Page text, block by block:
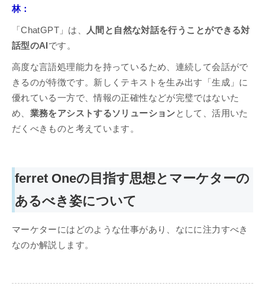
林：
「ChatGPT」は、
人間と自然な対話を行うことができる対
話型のAI です。
高度な言語処理能力を持っているため、連続して会話がで
きるのが特徴です。新しくテキストを生み出す「生成」に
優れている一方で、情報の正確性などが完璧ではないた
め、 業務をアシストするソリューションとして、活用いた
だくべきものと考えています。
ferret Oneの目指す思想とマーケターの
あるべき姿について
マーケターにはどのような仕事があり、なにに注力すべき
なのか解説します。